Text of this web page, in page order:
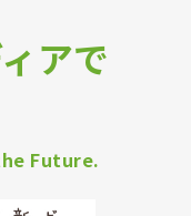
アで
Future.